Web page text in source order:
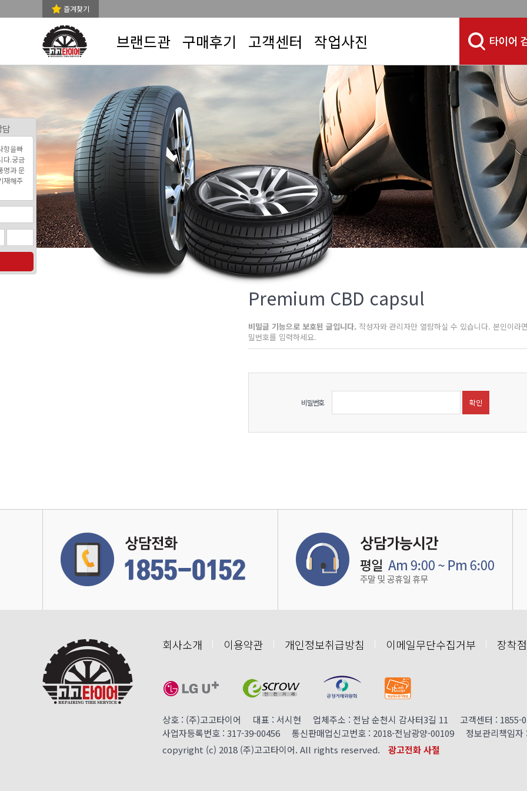
즐겨찾기
브랜드관 구매후기 고객센터 작업사진
Premium CBD capsul
비밀글 기능으로 보호된 글입니다. 작성자와 관리자만 열람하실 수 있습니다. 본인이라
밀번호를 입력하세요.
비밀번호
회사소개 이용약관 개인정보취급방침 이메일무단수집거부 장착
상호 : (주)고고타이어 대표 : 서시현 업체주소 : 전남 순천시 감사터3길 11 고객센터 :
사업자등록번호 : 317-39-00456 통신판매업신고번호 : 2018-전남광양-00109 정보관리책
copyright (c) 2018 (주)고고타이어. All rights reserved.
광고전화 사절